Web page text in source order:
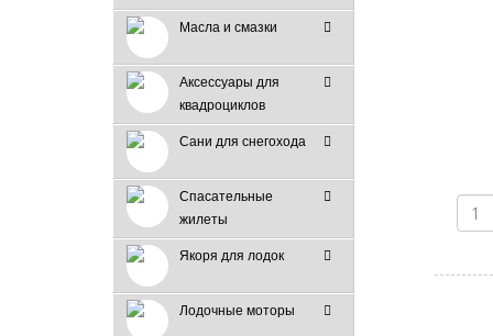
Масла и смазки
Аксессуары для
квадроциклов
Сани для снегохода
Спасательные
жилеты
Якоря для лодок
Лодочные моторы